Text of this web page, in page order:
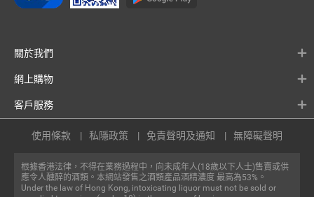
關於我們
網上購物
客戶服務
根據香港法律，不得在業務過程中，向未成年人(18歲以下人士)售賣或供
應令人醺醉的酒類。本網站發售之酒類產品酒精濃度 最高為53%。
Under the law of Hong Kong, intoxicating liquor must not be sold or
使用條款 私隱政策 免責聲明及通知 無障礙聲明